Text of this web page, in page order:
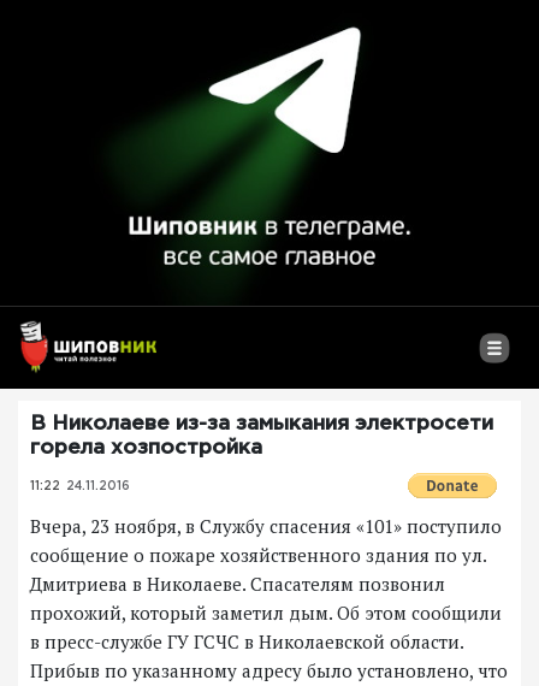
В Николаеве из-за замыкания электросети
горела хозпостройка
11:22 24.11.2016
Вчера, 23 ноября, в Службу спасения «101» поступило
сообщение о пожаре хозяйственного здания по ул.
Дмитриева в Николаеве. Спасателям позвонил
прохожий, который заметил дым. Об этом сообщили
в пресс-службе ГУ ГСЧС в Николаевской области.
Прибыв по указанному адресу было установлено, что